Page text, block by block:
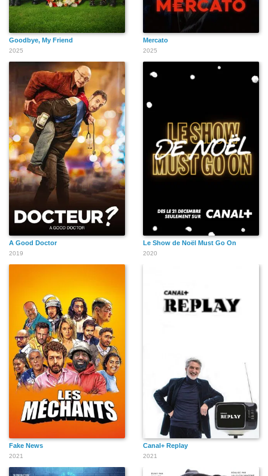
Goodbye, My Friend
2025
Mercato
2025
A Good Doctor
2019
Le Show de Noël Must Go On
2020
Fake News
2021
Canal+ Replay
2021